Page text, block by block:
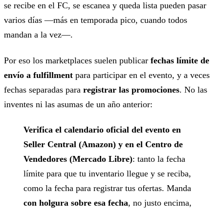
se recibe en el FC, se escanea y queda lista pueden pasar
varios días —más en temporada pico, cuando todos
mandan a la vez—.
Por eso los marketplaces suelen publicar fechas límite de
envío a fulfillment para participar en el evento, y a veces
fechas separadas para registrar las promociones. No las
inventes ni las asumas de un año anterior:
Verifica el calendario oficial del evento en
Seller Central (Amazon) y en el Centro de
Vendedores (Mercado Libre): tanto la fecha
límite para que tu inventario llegue y se reciba,
como la fecha para registrar tus ofertas. Manda
con holgura sobre esa fecha, no justo encima,